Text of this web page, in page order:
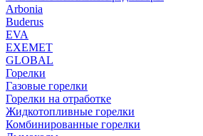
Arbonia
Buderus
EVA
EXEMET
GLOBAL
Горелки
Газовые горелки
Горелки на отработке
Жидкотопливные горелки
Комбинированные горелки